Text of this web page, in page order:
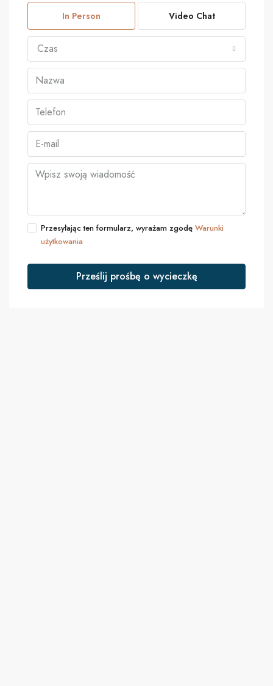
In Person Video Chat
Czas
Przesyłając ten formularz, wyrażam zgodę Warunki
użytkowania
Prześlij prośbę o wycieczkę